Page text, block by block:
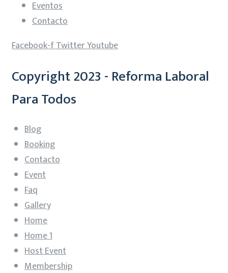
Eventos
Contacto
Facebook-fTwitterYoutube
Copyright 2023 - Reforma Laboral
Para Todos
Blog
Booking
Contacto
Event
Faq
Gallery
Home
Home 1
Host Event
Membership